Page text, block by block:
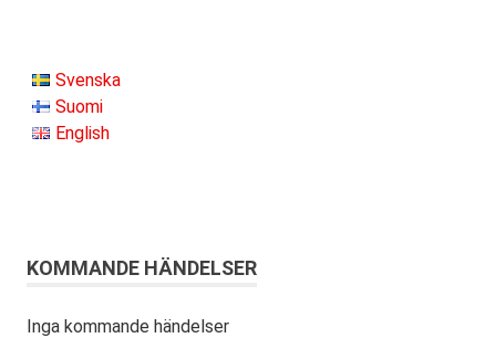
Svenska
Suomi
English
KOMMANDE HÄNDELSER
Inga kommande händelser